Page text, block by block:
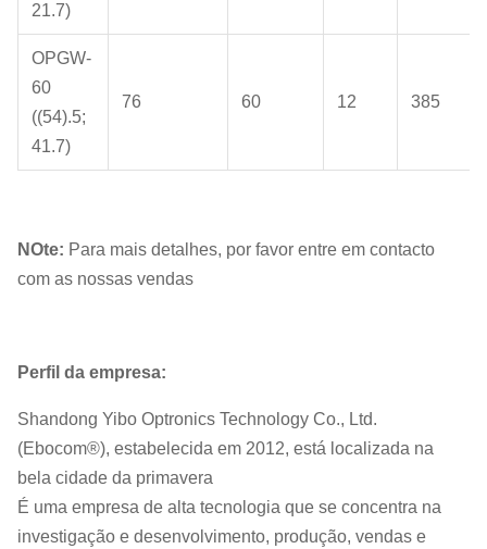
21.7)
OPGW-
60
((54).5;
41.7)
76 60 12 385
NOte: Para mais detalhes, por favor entre em contacto
com as nossas vendas
Perfil da empresa:
Shandong Yibo Optronics Technology Co., Ltd.
(Ebocom®), estabelecida em 2012, está localizada na
bela cidade da primavera
É uma empresa de alta tecnologia que se concentra na
investigação e desenvolvimento, produção, vendas e